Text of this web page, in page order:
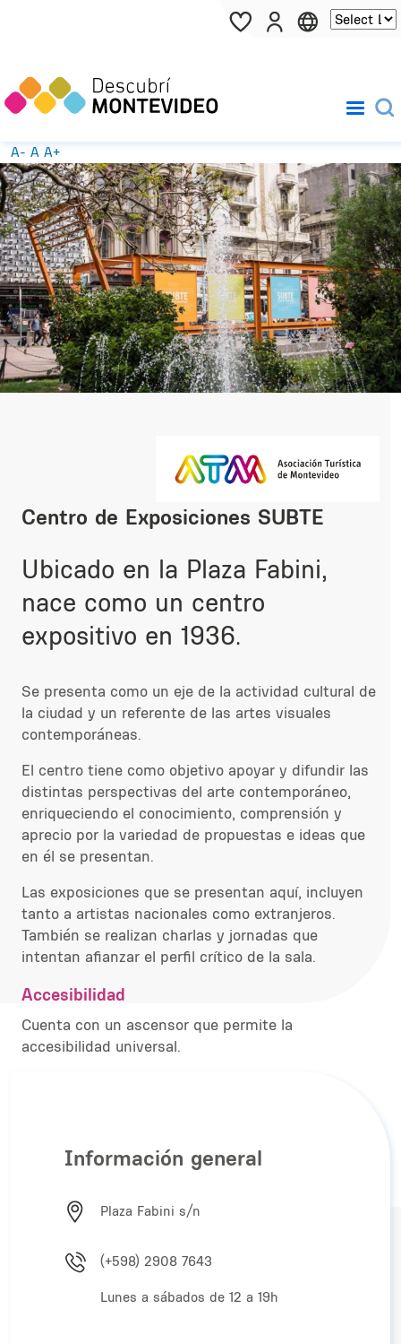
Pasar al contenido principal
A- A A+
Centro de Exposiciones SUBTE
Ubicado en la Plaza Fabini,
nace como un centro
expositivo en 1936.
Se presenta como un eje de la actividad cultural de
la ciudad y un referente de las artes visuales
contemporáneas.
El centro tiene como objetivo apoyar y difundir las
distintas perspectivas del arte contemporáneo,
enriqueciendo el conocimiento, comprensión y
aprecio por la variedad de propuestas e ideas que
en él se presentan.
Las exposiciones que se presentan aquí, incluyen
tanto a artistas nacionales como extranjeros.
También se realizan charlas y jornadas que
intentan afianzar el perfil crítico de la sala.
Accesibilidad
Cuenta con un ascensor que permite la
accesibilidad universal.
Información general
Plaza Fabini s/n
(+598) 2908 7643
Lunes a sábados de 12 a 19h